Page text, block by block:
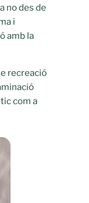
no des de
i
amb la
recreació
com a